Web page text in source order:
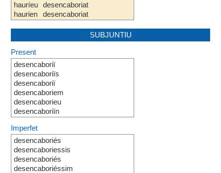
hauríeu
haurien
desencaboriat
desencaboriat
SUBJUNTIU
Present
desencaboriï
desencaboriïs
desencaboriï
desencaboriem
desencaborieu
desencaboriïn
Imperfet
desencaboriés
desencaboriessis
desencaboriés
desencaboriéssim